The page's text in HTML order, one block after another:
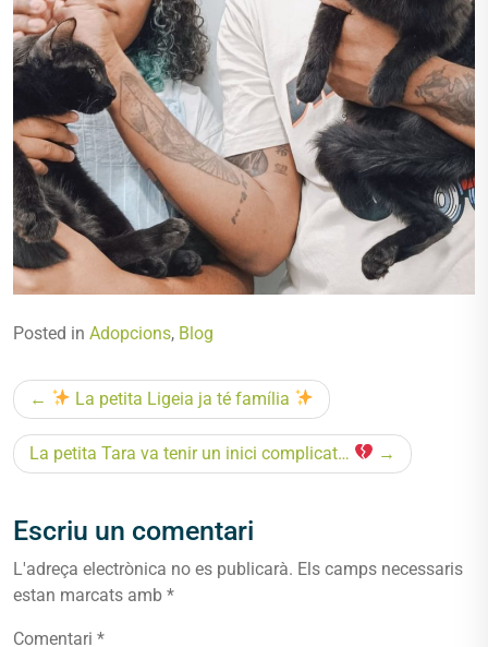
Posted in Adopcions, Blog
Navegació
d'entrades
La petita Ligeia ja té família
La petita Tara va tenir un inici complicat…
Escriu un comentari
L'adreça electrònica no es publicarà. Els camps necessaris
estan marcats amb *
Comentari *